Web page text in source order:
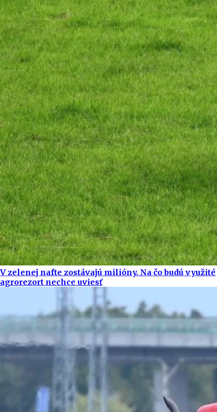
V zelenej nafte zostávajú milióny. Na čo budú využité
agrorezort nechce uviesť